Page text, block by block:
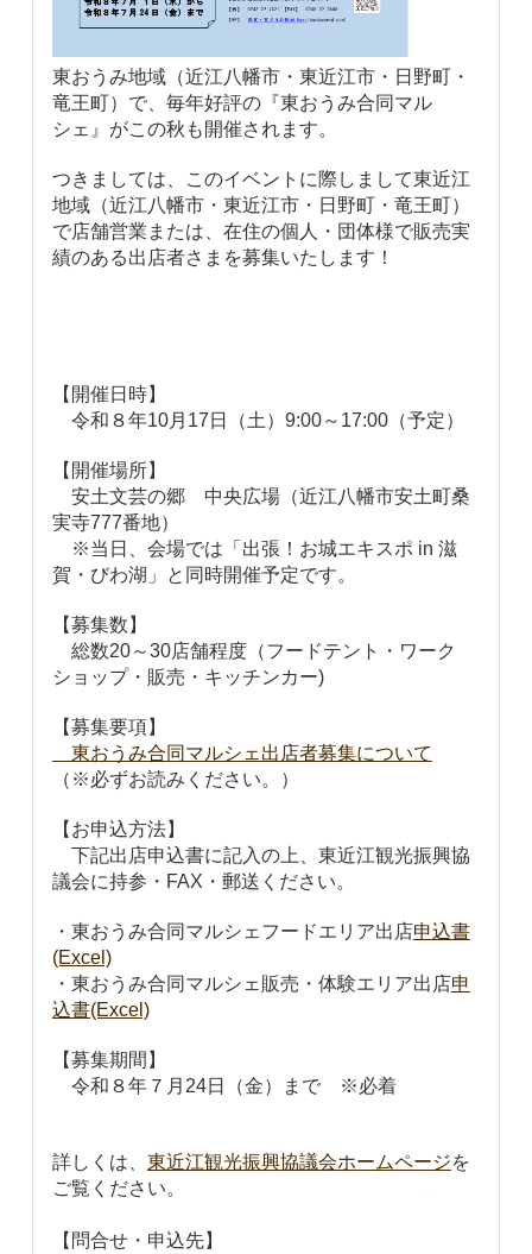
東おうみ地域（近江八幡市・東近江市・日野町・
竜王町）で、毎年好評の『東おうみ合同マル
シェ』がこの秋も開催されます。
つきましては、このイベントに際しまして東近江
地域（近江八幡市・東近江市・日野町・竜王町）
で店舗営業または、在住の個人・団体様で販売実
績のある出店者さまを募集いたします！
【開催日時】
令和８年10月17日（土）9:00～17:00（予定）
【開催場所】
安土文芸の郷 中央広場（近江八幡市安土町桑
実寺777番地）
※当日、会場では「出張！お城エキスポ in 滋
賀・びわ湖」と同時開催予定です。
【募集数】
総数20～30店舗程度（フードテント・ワーク
ショップ・販売・キッチンカー)
【募集要項】
東おうみ合同マルシェ出店者募集について
（※必ずお読みください。）
【お申込方法】
下記出店申込書に記入の上、東近江観光振興協
議会に持参・FAX・郵送ください。
・ 東おうみ合同マルシェフードエリア出店申込書
(Excel)
・ 東おうみ合同マルシェ販売・体験エリア出店申
込書(Excel)
【募集期間】
令和８年７月24日（金）まで ※必着
詳しくは、 東近江観光振興協議会ホームページを
ご覧ください。
【問合せ・申込先】